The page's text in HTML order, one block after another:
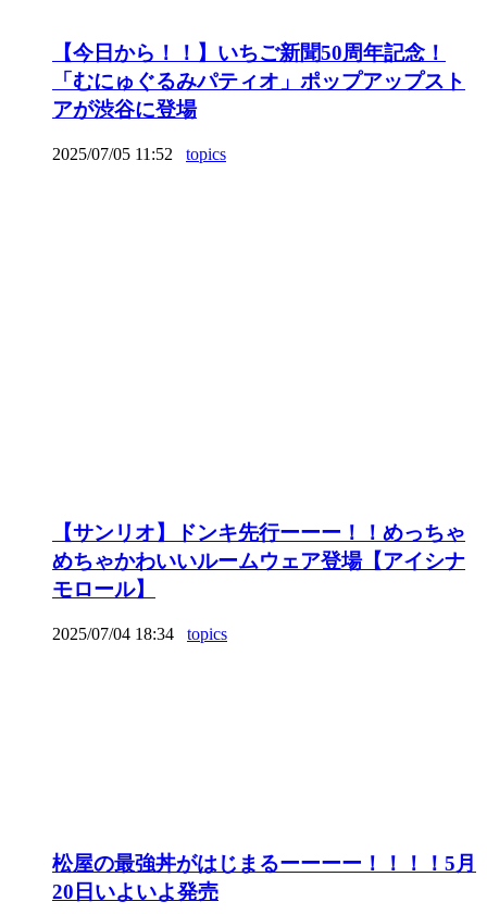
【今日から！！】いちご新聞50周年記念！
「むにゅぐるみパティオ」ポップアップスト
アが渋谷に登場
2025/07/05 11:52 topics
【サンリオ】ドンキ先行ーーー！！めっちゃ
めちゃかわいいルームウェア登場【アイシナ
モロール】
2025/07/04 18:34 topics
松屋の最強丼がはじまるーーーー！！！！5月
20日いよいよ発売